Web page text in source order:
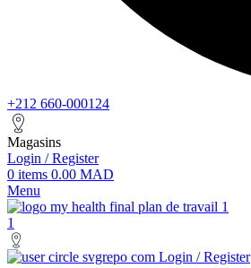
+212 660-000124
Magasins
Login / Register
0 items 0.00 MAD
Menu
Login / Register